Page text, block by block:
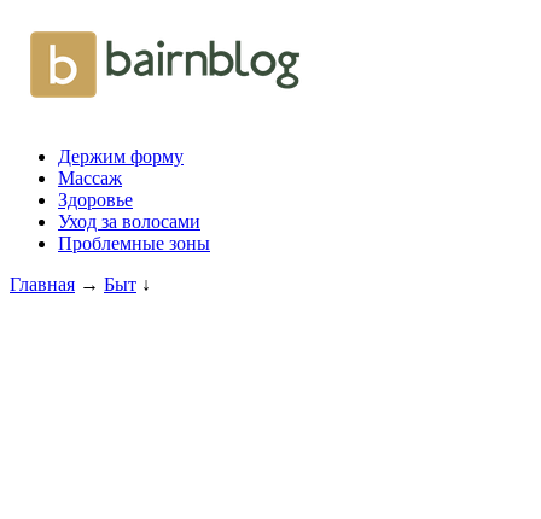
Держим форму
Массаж
Здоровье
Уход за волосами
Проблемные зоны
Главная → Быт ↓